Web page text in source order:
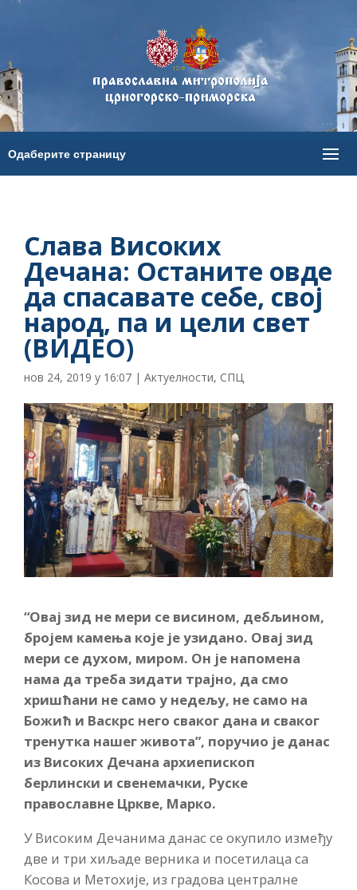
Слава Високих
Дечана: Останите овде
да спасавате себе, свој
народ, па и цели свет
(ВИДЕО)
нов 24, 2019 у 16:07 | Актуелности, СПЦ
“Овај зид не мери се висином, дебљином,
бројем камења које је узидано. Овај зид
мери се духом, миром. Он је напомена
нама да треба зидати трајно, да смо
хришћани не само у недељу, не само на
Божић и Васкрс него сваког дана и сваког
тренутка нашег живота”, поручио је данас
из Високих Дечана архиепископ
берлински и свенемачки, Руске
православне Цркве, Марко.
У Високим Дечанима данас се окупило између
две и три хиљаде верника и посетилаца са
Косова и Метохије, из градова централне